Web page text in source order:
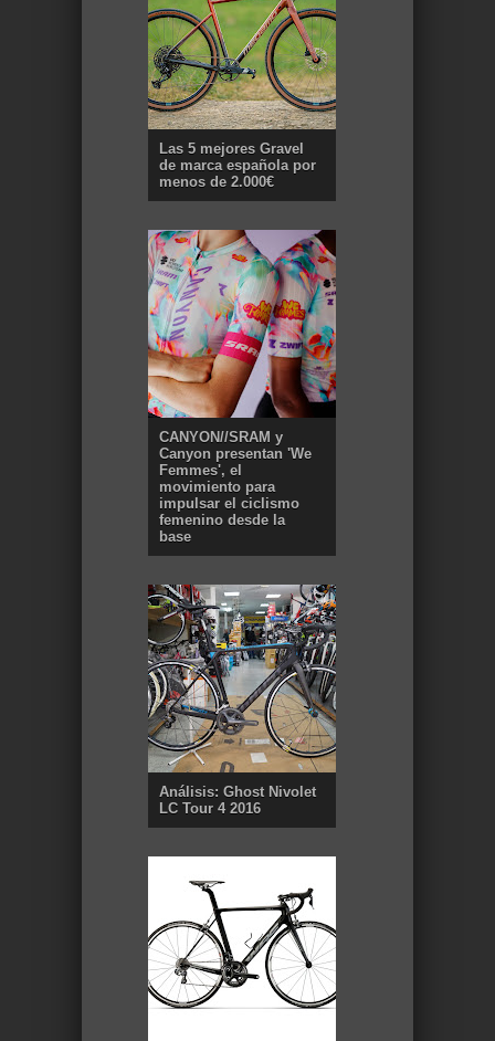
Las 5 mejores Gravel
de marca española por
menos de 2.000€
CANYON//SRAM y
Canyon presentan 'We
Femmes', el
movimiento para
impulsar el ciclismo
femenino desde la
base
Análisis: Ghost Nivolet
LC Tour 4 2016